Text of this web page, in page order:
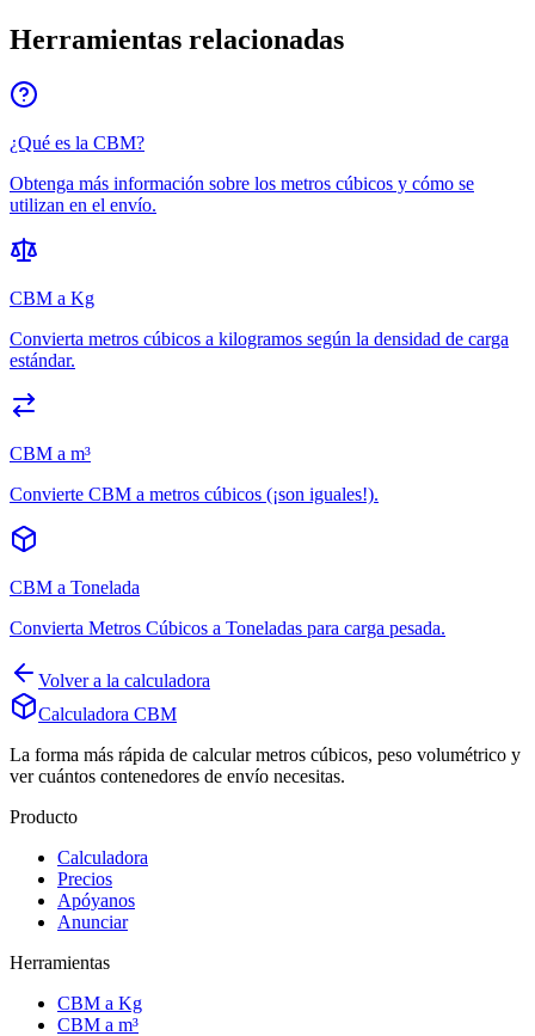
Herramientas relacionadas
¿Qué es la CBM?
Obtenga más información sobre los metros cúbicos y cómo se
utilizan en el envío.
CBM a Kg
Convierta metros cúbicos a kilogramos según la densidad de carga
estándar.
CBM a m³
Convierte CBM a metros cúbicos (¡son iguales!).
CBM a Tonelada
Convierta Metros Cúbicos a Toneladas para carga pesada.
Volver a la calculadora
Calculadora CBM
La forma más rápida de calcular metros cúbicos, peso volumétrico y
ver cuántos contenedores de envío necesitas.
Producto
Calculadora
Precios
Apóyanos
Anunciar
Herramientas
CBM a Kg
CBM a m³